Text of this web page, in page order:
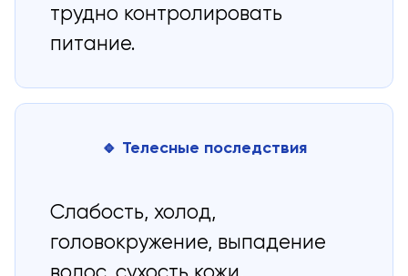
трудно контролировать
питание.
🔹 Телесные последствия
Слабость, холод,
головокружение, выпадение